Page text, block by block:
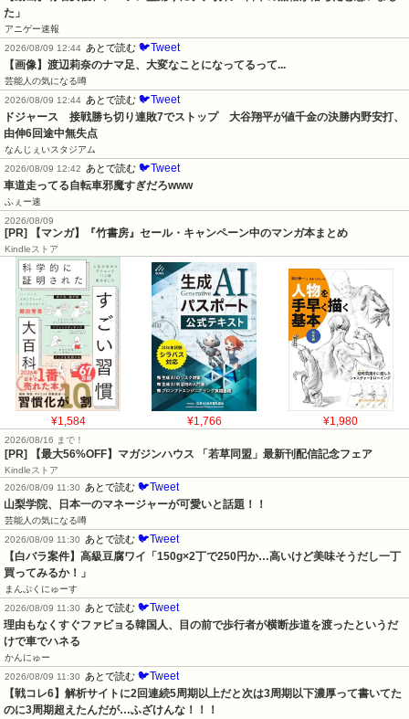
た」
アニゲー速報
2026/08/09 12:44 あとで読む 🐦Tweet
【画像】渡辺莉奈のナマ足、大変なことになってるって...
芸能人の気になる噂
2026/08/09 12:44 あとで読む 🐦Tweet
ドジャース　接戦勝ち切り連敗7でストップ　大谷翔平が値千金の決勝内野安打、
由伸6回途中無失点
なんじぇいスタジアム
2026/08/09 12:42
あとで読む 🐦Tweet
車道走ってる自転車邪魔すぎだろwww
ふぇー速
2026/08/09
[PR] 【マンガ】『竹書房』セール・キャンペーン中のマンガ本まとめ
Kindleストア
¥1,584 ¥1,766 ¥1,980
2026/08/16 まで！
[PR] 【最大56%OFF】マガジンハウス 「若草同盟」最新刊配信記念フェア
Kindleストア
2026/08/09 11:30
あとで読む 🐦Tweet
山梨学院、日本一のマネージャーが可愛いと話題！！
芸能人の気になる噂
2026/08/09 11:30
あとで読む 🐦Tweet
【白バラ案件】高級豆腐ワイ「150g×2丁で250円か…高いけど美味そうだし一丁
買ってみるか！」
まんぷくにゅーす
2026/08/09 11:30
あとで読む 🐦Tweet
理由もなくすぐファビョる韓国人、目の前で歩行者が横断歩道を渡ったというだ
けで車でハネる
かんにゅー
2026/08/09 11:30
あとで読む 🐦Tweet
【戦コレ6】解析サイトに2回連続5周期以上だと次は3周期以下濃厚って書いてた
のに3周期超えたんだが…ふざけんな！！！